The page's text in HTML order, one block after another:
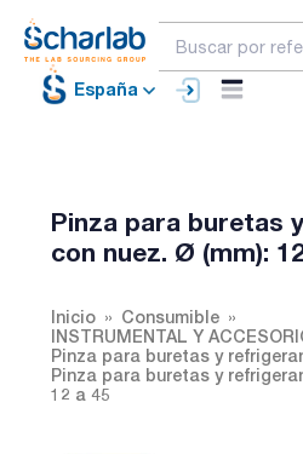
España
Pinza para buretas
con nuez. Ø (mm):
Inicio
Consumible
INSTRUMENTAL Y
Pinza para buretas y
Pinza para buretas y
12 a 45